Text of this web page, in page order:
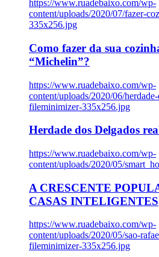
https://www.ruadebaixo.com/wp-
content/uploads/2020/07/fazer-
335x256.jpg
Como fazer da sua
“Michelin”?
https://www.ruadebaixo.com/wp-
content/uploads/2020/06/
fileminimizer-335x256.jpg
Herdade dos Delgados
https://www.ruadebaixo.com/wp-
content/uploads/2020/05/
A CRESCENTE
CASAS INTELIGENTES
https://www.ruadebaixo.com/wp-
content/uploads/2020/05/sao-
fileminimizer-335x256.jpg